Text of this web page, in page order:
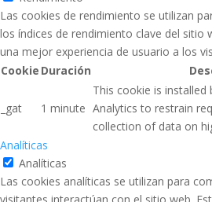
Las cookies de rendimiento se utilizan
los índices de rendimiento clave del sitio
una mejor experiencia de usuario a los
Cookie Duración
_gat 1 minute
This cookie is installed
Analytics to restrain
collection of data on
Analíticas
Analíticas
Las cookies analíticas se utilizan para